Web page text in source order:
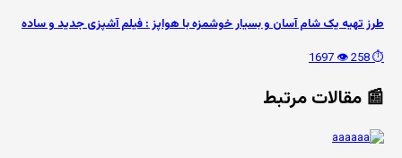
طرز تهیه یک شام آسان و بسیار خوشمزه با هواپز : فیلم آشپزی جدید و ساده
⏱️ 258
👁️ 1697
📰 مقالات مرتبط